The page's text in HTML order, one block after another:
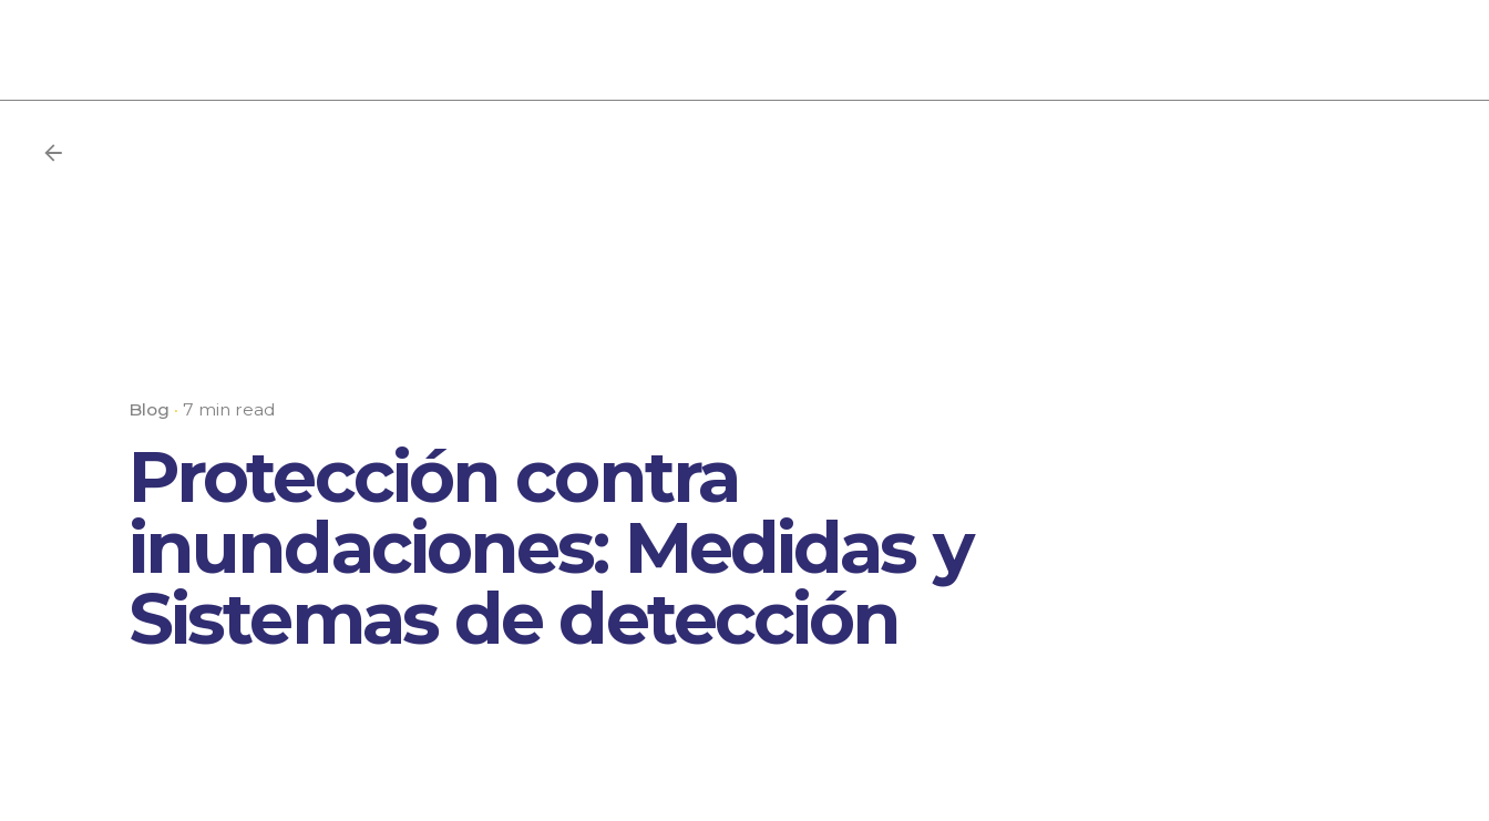
Blog 7 min read
Protección contra
inundaciones: Medidas y
Sistemas de detección